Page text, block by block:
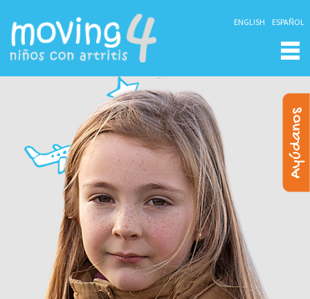
ENGLISH ESPAÑOL
Ayúdanos